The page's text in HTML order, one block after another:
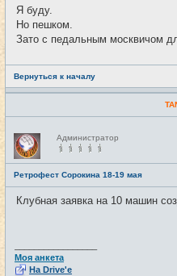
Я буду.
Но пешком.
Зато с педальным москвичом
Вернуться к началу
Н
е
в
с
е
т
и
Администратор
Ретрофест Сорокина 18-19 мая
Клубная заявка на 10 машин
Моя анкета
На Drive'e